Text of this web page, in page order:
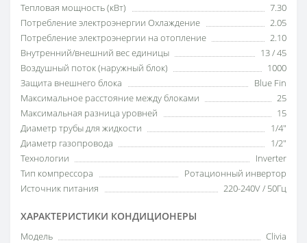
Тепловая мощность (кВт)
7.30
Потребление электроэнергии Охлаждение
2.05
Потребление электроэнергии на отопление
2.10
Внутренний/внешний вес единицы
13 / 45
Воздушный поток (наружный блок)
1000
Защита внешнего блока
Blue Fin
Максимальное расстояние между блоками
25
Максимальная разница уровней
15
Диаметр трубы для жидкости
1/4"
Диаметр газопровода
1/2"
Технологии
Inverter
Тип компрессора
Ротационный инвертор
Источник питания
220-240V / 50Гц
ХАРАКТЕРИСТИКИ КОНДИЦИОНЕРЫ
Модель
Clivia